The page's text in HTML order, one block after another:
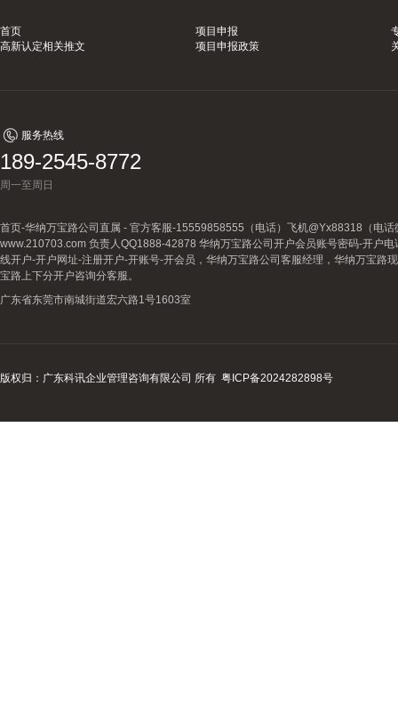
首页 项目申报
高新认定相关推文
项目申报政策
服务热线
189-2545-8772
周一至周日
首页-华纳万宝路公司直属 - 官方客服-15559858555（电话）飞机@Yx88318（电
www.210703.com 负责人QQ1888-42878 华纳万宝路公司开户会员账号密码-开户
线开户-开户网址-注册开户-开账号-开会员，华纳万宝路公司客服经理，华纳万宝路
宝路上下分开户咨询分客服。
广东省东莞市南城街道宏六路1号1603室
版权归：广东科讯企业管理咨询有限公司 所有 粤ICP备2024282898号